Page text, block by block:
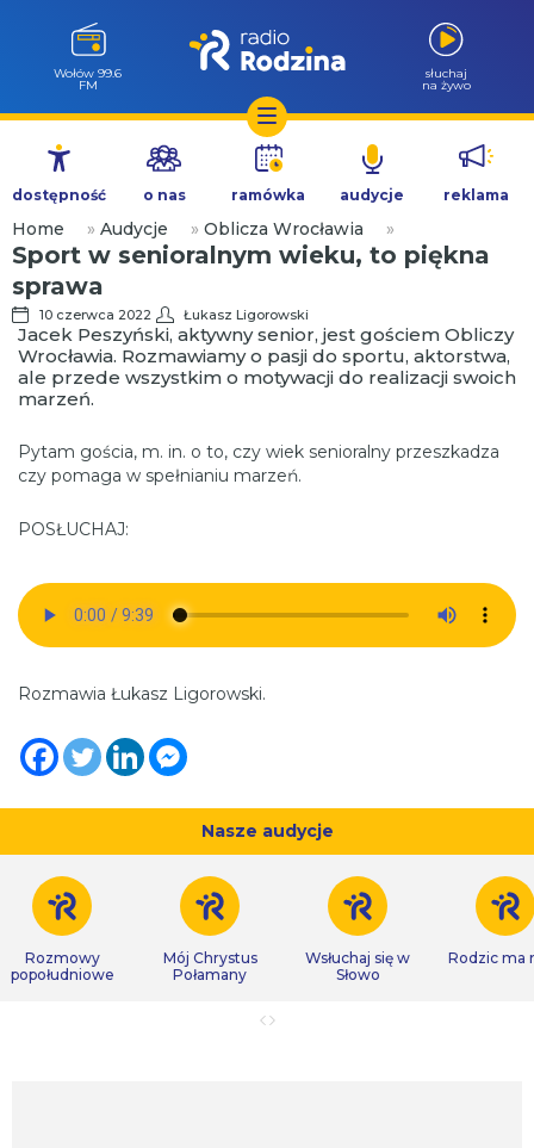
Przejdź
treści
Wołów 99.6
FM
słuchaj
na żywo
dostępność o nas ramówka audycje reklama
Home » Audycje » Oblicza Wrocławia »
Sport w senioralnym wieku, to piękna
sprawa
10 czerwca 2022 Łukasz Ligorowski
Jacek Peszyński, aktywny senior, jest gościem Obliczy
Wrocławia. Rozmawiamy o pasji do sportu, aktorstwa,
ale przede wszystkim o motywacji do realizacji swoich
marzeń.
Pytam gościa, m. in. o to, czy wiek senioralny przeszkadza
czy pomaga w spełnianiu marzeń.
POSŁUCHAJ:
Rozmawia Łukasz Ligorowski.
Nasze audycje
Rozmowy
popołudniowe
Mój Chrystus
Połamany
Wsłuchaj się w
Słowo
Rodzic ma